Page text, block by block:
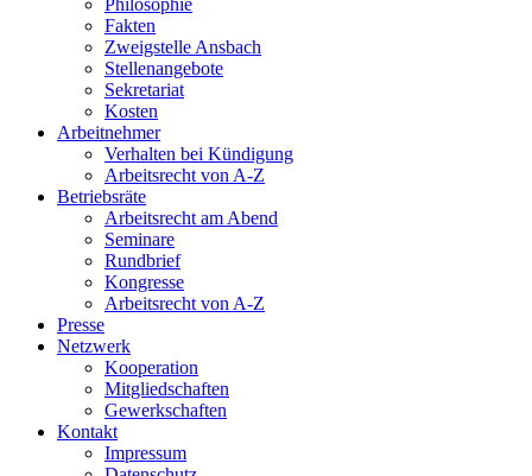
Fakten
Zweigstelle Ansbach
Stellenangebote
Sekretariat
Kosten
Arbeitnehmer
Verhalten bei Kündigung
Arbeitsrecht von A-Z
Betriebsräte
Arbeitsrecht am Abend
Seminare
Rundbrief
Kongresse
Arbeitsrecht von A-Z
Presse
Netzwerk
Kooperation
Mitgliedschaften
Gewerkschaften
Kontakt
Impressum